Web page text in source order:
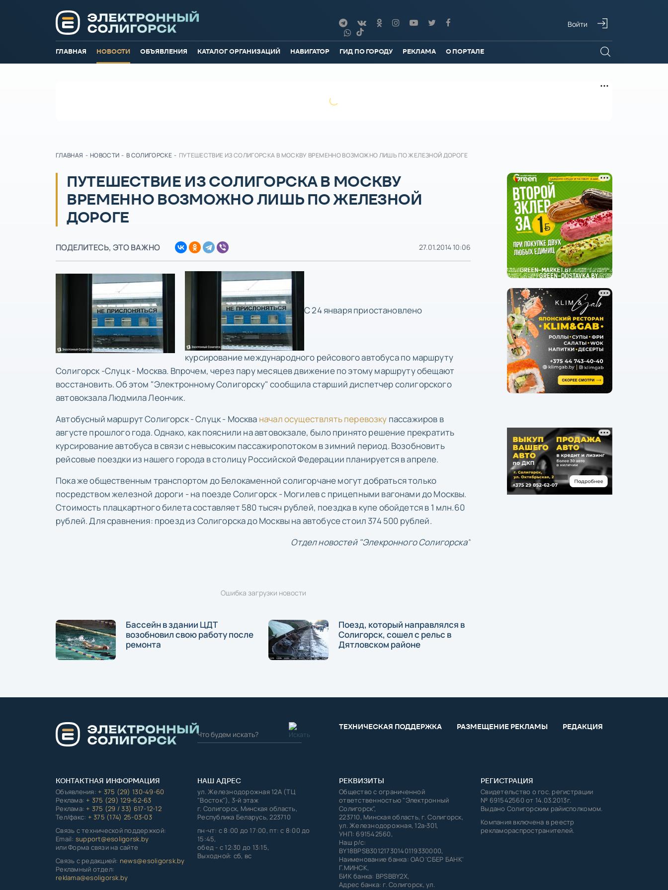
Войти
ГЛАВНАЯ НОВОСТИ ОБЪЯВЛЕНИЯ КАТАЛОГ ОРГАНИЗАЦИЙ НАВИГАТОР ГИД ПО ГОРОДУ РЕКЛАМА О ПОРТАЛЕ
ГЛАВНАЯ - НОВОСТИ - В СОЛИГОРСКЕ - ПУТЕШЕСТВИЕ ИЗ СОЛИГОРСКА В МОСКВУ ВРЕМЕННО ВОЗМОЖНО ЛИШЬ ПО ЖЕЛЕЗНОЙ ДОРОГЕ
ПУТЕШЕСТВИЕ ИЗ СОЛИГОРСКА В МОСКВУ
ВРЕМЕННО ВОЗМОЖНО ЛИШЬ ПО ЖЕЛЕЗНОЙ
ДОРОГЕ
ПОДЕЛИТЕСЬ, ЭТО ВАЖНО 27.01.2014 10:06
С 24 января приостановлено
курсирование международного рейсового автобуса по маршруту
Солигорск -Слуцк - Москва. Впрочем, через пару месяцев движение по этому маршруту обещают
восстановить. Об этом "Электронному Солигорску" сообщила старший диспетчер солигорского
автовокзала Людмила Леончик.
Автобусный маршрут Солигорск - Слуцк - Москва начал осуществлять перевозку пассажиров в
августе прошлого года. Однако, как пояснили на автовокзале, было принято решение прекратить
курсирование автобуса в связи с невысоким пассажиропотоком в зимний период. Возобновить
рейсовые поездки из нашего города в столицу Российской Федерации планируется в апреле.
Пока же общественным транспортом до Белокаменной солигорчане могут добраться только
посредством железной дороги - на поезде Солигорск - Могилев с прицепными вагонами до Москвы.
Стоимость плацкартного билета составляет 580 тысяч рублей, поездка в купе обойдется в 1 млн.60
рублей. Для сравнения: проезд из Солигорска до Москвы на автобусе стоил 374 500 рублей.
Отдел новостей "Элекронного Солигорска"
Ошибка загрузки новости
Бассейн в здании ЦДТ
возобновил свою работу после
ремонта
Поезд, который направлялся в
Солигорск, сошел с рельс в
Дятловском районе
ТЕХНИЧЕСКАЯ ПОДДЕРЖКА РАЗМЕЩЕНИЕ РЕКЛАМЫ РЕДАКЦИЯ
КОНТАКТНАЯ ИНФОРМАЦИЯ
Объявления:+ 375 (29) 130-49-60
Реклама:+ 375 (29) 129-62-63
Реклама:+ 375 (29 / 33) 617-12-12
Тел/факс: + 375 (174) 25-03-03
Связь с технической поддержкой:
Email: support@esoligorsk.by
или Форма связи на сайте
Связь с редакцией: news@esoligorsk.by
Рекламный отдел:
reklama@esoligorsk.by
НАШ АДРЕС
ул. Железнодорожная 12А (ТЦ
"Восток"), 3-й этаж
г. Солигорск, Минская область,
Республика Беларусь, 223710
пн-чт: с 8:00 до 17:00, пт: с 8:00 до
15:45,
обед - с 12:30 до 13:15,
Выходной: сб, вс
РЕКВИЗИТЫ
Общество с ограниченной
ответственностью "Электронный
Солигорск",
223710, Минская область, г. Солигорск,
ул. Железнодорожная, 12а-301,
УНП: 691542560,
Наш р/с:
BY18BPSB30121730140119330000,
Наименование банка: ОАО 'СБЕР БАНК'
Г.МИНСК,
БИК банка: BPSBBY2X,
Адрес банка: г. Солигорск, ул.
РЕГИСТРАЦИЯ
Свидетельство о гос. регистрации
№ 691542560 от 14.03.2013г.
Выдано Солигорским райисполкомом.
Компания включена в реестр
рекламораспространителей.